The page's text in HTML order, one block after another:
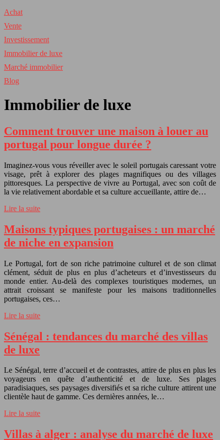
Achat
Vente
Investissement
Immobilier de luxe
Marché immobilier
Blog
Immobilier de luxe
Comment trouver une maison à louer au
portugal pour longue durée ?
Imaginez-vous vous réveiller avec le soleil portugais caressant votre
visage, prêt à explorer des plages magnifiques ou des villages
pittoresques. La perspective de vivre au Portugal, avec son coût de
la vie relativement abordable et sa culture accueillante, attire de…
Lire la suite
Maisons typiques portugaises : un marché
de niche en expansion
Le Portugal, fort de son riche patrimoine culturel et de son climat
clément, séduit de plus en plus d’acheteurs et d’investisseurs du
monde entier. Au-delà des complexes touristiques modernes, un
attrait croissant se manifeste pour les maisons traditionnelles
portugaises, ces…
Lire la suite
Sénégal : tendances du marché des villas
de luxe
Le Sénégal, terre d’accueil et de contrastes, attire de plus en plus les
voyageurs en quête d’authenticité et de luxe. Ses plages
paradisiaques, ses paysages diversifiés et sa riche culture attirent une
clientèle haut de gamme. Ces dernières années, le…
Lire la suite
Villas à alger : analyse du marché de luxe